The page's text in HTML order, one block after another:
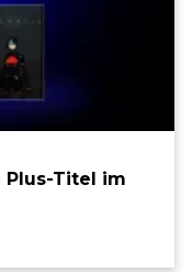
Plus-Titel im